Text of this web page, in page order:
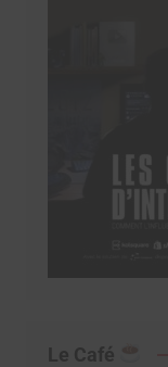
Le Café